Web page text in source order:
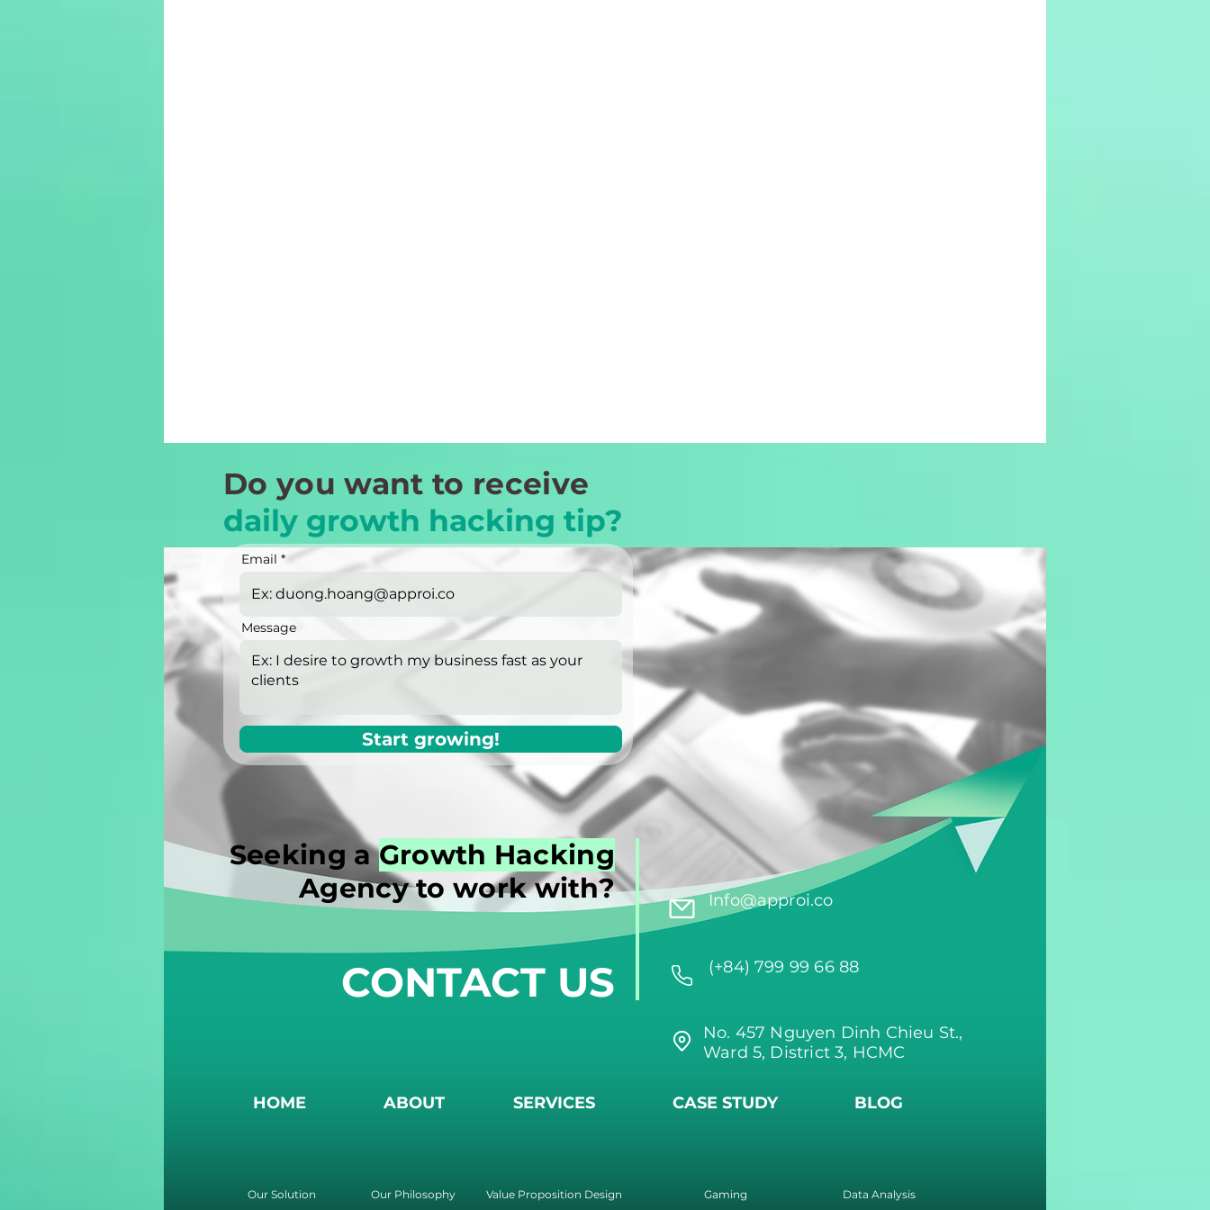
Do you want to receive
daily growth hacking tip?
Email
Message
Start growing!
HOME ABOUT SERVICES CASE STUDY BLOG
Our Solution
Our Philosophy
Value Proposition Design
Gaming
Data Analysis
Seeking aGrowth Hacking
Agency to work with?
CONTACT US
Info@approi.co
(+84) 799 99 66 88
No. 457 Nguyen Dinh Chieu St.,
Ward 5, District 3, HCMC